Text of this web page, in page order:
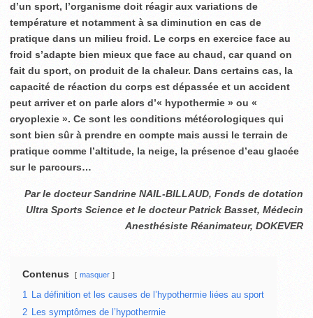
d’un sport, l’organisme doit réagir aux variations de
température et notamment à sa diminution en cas de
pratique dans un milieu froid. Le corps en exercice face au
froid s’adapte bien mieux que face au chaud, car quand on
fait du sport, on produit de la chaleur. Dans certains cas, la
capacité de réaction du corps est dépassée et un accident
peut arriver et on parle alors d’« hypothermie » ou «
cryoplexie ». Ce sont les conditions météorologiques qui
sont bien sûr à prendre en compte mais aussi le terrain de
pratique comme l’altitude, la neige, la présence d’eau glacée
sur le parcours…
Par le docteur Sandrine NAIL-BILLAUD, Fonds de dotation
Ultra Sports Science et le docteur Patrick Basset, Médecin
Anesthésiste Réanimateur, DOKEVER
Contenus masquer
1 La définition et les causes de l’hypothermie liées au sport
2 Les symptômes de l’hypothermie